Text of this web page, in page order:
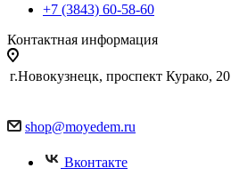
+7 (3843) 60-58-60
Контактная информация
г.Новокузнецк, проспект Курако, 20
shop@moyedem.ru
Вконтакте